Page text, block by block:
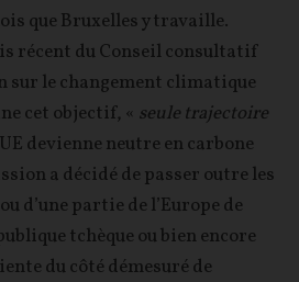
que Bruxelles y travaille.
récent du Conseil consultatif
sur le changement climatique
cet objectif, « seule trajectoire
devienne neutre en carbone
a décidé de passer outre les
d’une partie de l’Europe de
tchèque ou bien encore
du côté démesuré de